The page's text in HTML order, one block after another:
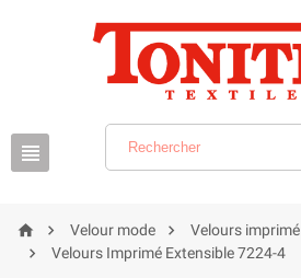

  Velour mode  Velours imprimé
 Velours Imprimé Extensible 7224-4